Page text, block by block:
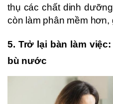
thụ các chất dinh
còn làm phân mềm
5. Trở lại bàn làm
bù nước